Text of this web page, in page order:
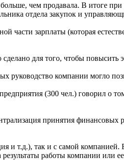
чем продавала. В итоге
отдела закупок и
части зарплаты (которая
для того, чтобы повысить
компании могло
(300 чел.) говорил о
принятия финансовых
и т.д.), так и с самой
работы компании или